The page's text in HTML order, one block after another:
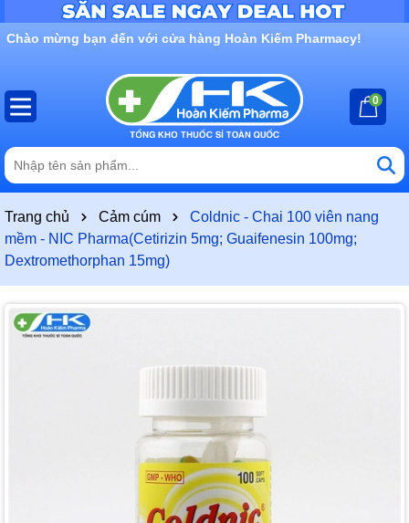
Rất nhiều ưu đãi và chương trình khuyến mãi đang chờ đợi
0
Trang chủ Cảm cúm
Coldnic - Chai 100 viên nang
mềm - NIC Pharma(Cetirizin 5mg; Guaifenesin 100mg;
Dextromethorphan 15mg)